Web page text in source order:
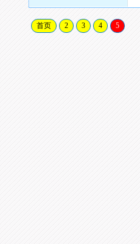
首页 2 3 4 5